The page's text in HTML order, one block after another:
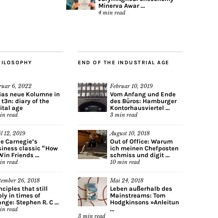
Minerva Awar ...
4 min read
6, 2022
neue Kolumne in
t3n: diary of the
age
read
12, 2019
Carnegie’s
classic “How
Friends ...
read
26, 2018
that still
in times of
Stephen R. C ...
read
END OF THE INDUSTRIAL AGE
Februar 10, 2019
Vom Anfang und Ende
des Büros: Hamburger
Kontorhausviertel ...
3 min read
August 10, 2018
Out of Office: Warum
ich meinen Chefposten
schmiss und digit ...
10 min read
Mai 24, 2018
Leben außerhalb des
Mainstreams: Tom
Hodgkinsons »Anleitun
...
3 min read